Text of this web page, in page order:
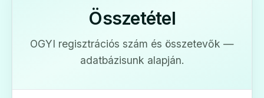
Összetétel
OGYI regisztrációs szám és összetevők —
adatbázisunk alapján.